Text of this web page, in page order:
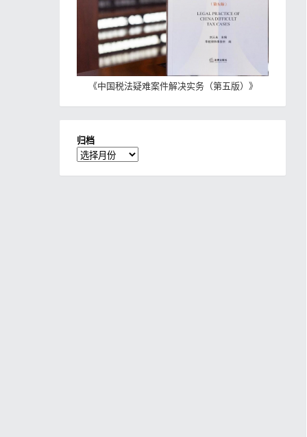
《中国税法疑难案件解决实务（第五版） 》
归档
归
档